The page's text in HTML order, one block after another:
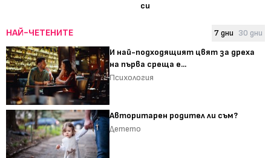
си
НАЙ-ЧЕТЕНИТЕ 7 дни 30 дни
И най-подходящият цвят за дреха
на първа среща е...
Психология
Авторитарен родител ли съм?
Детето